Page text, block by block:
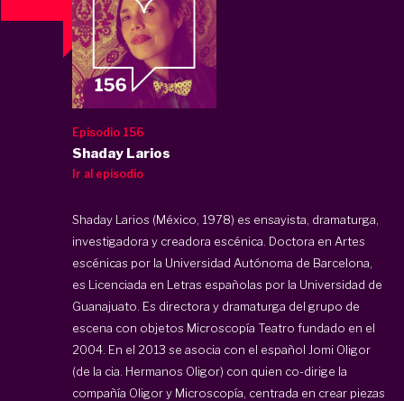
Episodio 156
Shaday Larios
Ir al episodio
Shaday Larios (México, 1978) es ensayista, dramaturga,
investigadora y creadora escénica. Doctora en Artes
escénicas por la Universidad Autónoma de Barcelona,
es Licenciada en Letras españolas por la Universidad de
Guanajuato. Es directora y dramaturga del grupo de
escena con objetos Microscopía Teatro fundado en el
2004. En el 2013 se asocia con el español Jomi Oligor
(de la cia. Hermanos Oligor) con quien co-dirige la
compañía Oligor y Microscopía , centrada en crear piezas